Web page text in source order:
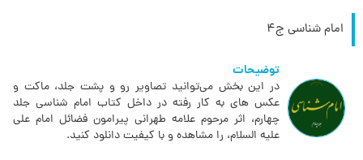
امام شناسی ج4
توضیحات
در این بخش می‌توانید تصاویر رو و پشت جلد، ماکت و
عکس های به کار رفته در داخل کتاب امام شناسی جلد
چهارم، اثر مرحوم علامه طهرانی پیرامون فضائل امام علی
علیه السلام، را مشاهده و با کیفیت دانلود کنید.